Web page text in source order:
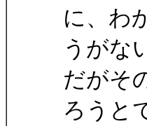
に、わ
うがな
だがそ
ろうと